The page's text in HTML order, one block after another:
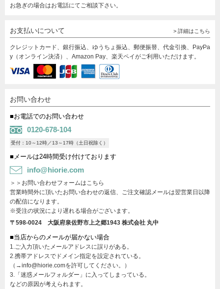
お急ぎの場合はお電話にてご相談下さい。
お支払いについて > 詳細はこちら
クレジットカード、銀行振込、ゆうちょ振込、郵便振替、代金引換、PayPa
y（オンライン決済）、Amazon Pay、楽天ペイがご利用いただけます。
お問い合わせ
■お電話でのお問い合わせ
0120-678-104
受付：10～12時／13～17時（土日祝除く）
■メールは24時間受け付けております
info@hiorie.com
＞＞お問い合わせフォームはこちら
営業時間外に頂いたお問い合わせの返信、ご注文確認メールは翌営業日以降
の配信になります。
※受注の状況により遅れる場合がございます。
〒598-0024 大阪府泉佐野市上之郷1943 株式会社 丸中
■当店からのメールが届かない場合
1.ご入力頂いたメールアドレスに誤りがある。
2.携帯アドレスでドメイン指定を設定されている。
（→info@hiorie.comを許可してください。）
3.「迷惑メールフォルダー」に入ってしまっている。
などの原因が考えられます。